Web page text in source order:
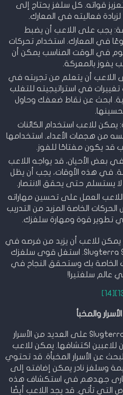
قواته. كل سلغز يحتاج إلى
فعاليته في المعارك.
يجب على اللاعب أن يضبط
في المعارك. استخدام تحركات
في الوقت المناسب يمكن أن
يفوز بالمعركة.
أن يتعلم من تجربته في
تغييرات في استراتيجيته للتغلب
ابحث عن نقاط ضعفك وحاول
يمكن للاعب استخدام الكائنات
من هجمات الأعداء. استخدامها
قد يكون مفتاحًا للفوز.
بعض الأحيان، قد يواجه اللاعب
في هذه الأوقات، يجب أن يظل
لا يستسلم حتى يحقق الانتصار.
العمل على تحسين مهاراته
الخاصة المزيد من التدريب
في تطوير قوة ومهارة سلغزك.
يمكن للاعب أن يزيد من فرصه في
الفوز في لعبة Slugterra Slug it Out 2. استغل قوى سلغزك
الخاصة بك وستحقق النجاح في
عالم سلغتيرا!
[14]
والمخبأ
يحتوي لعبة Slugterra Slug it Out 2 على العديد من الأسرار
للاعبين اكتشافها. يمكن للاعب
للبحث عن الأسرار المخبأة. قد تحتوي
وسلغز نادر يمكن إضافته إلى
قصارى جهدهم في استكشاف هذه
التي تأتي. قد يجد اللاعب أيضًا